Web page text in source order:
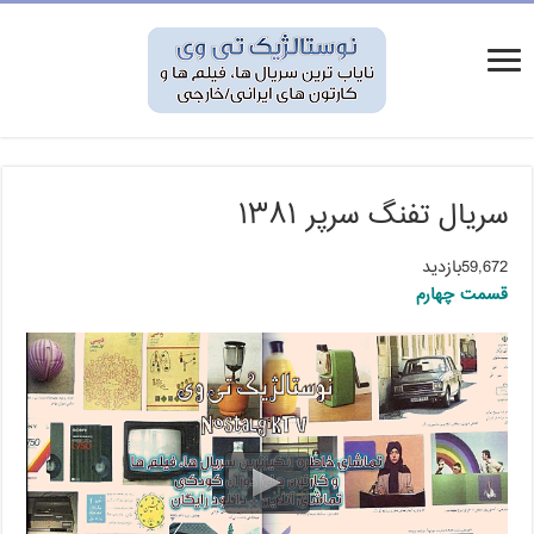
سریال تفنگ سرپر ۱۳۸۱
59,672بازدید
قسمت چهارم